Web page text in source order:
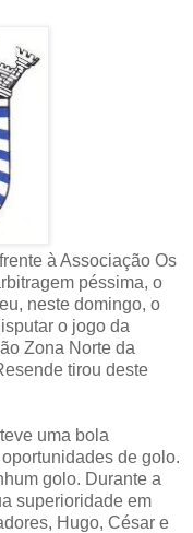
à Associação Os
péssima, o
neste domingo, o
o jogo da
Zona Norte da
tirou deste
uma bola
de golo.
golo. Durante a
superioridade em
Hugo, César e